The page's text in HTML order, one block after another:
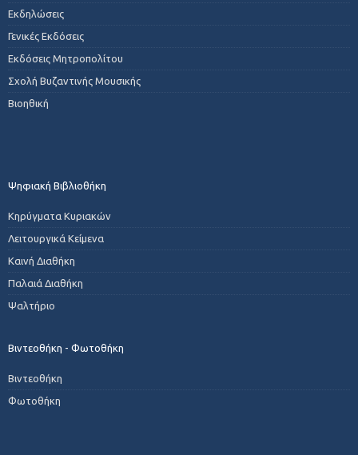
Εκδηλώσεις
Γενικές Εκδόσεις
Εκδόσεις Μητροπολίτου
Σχολή Βυζαντινής Μουσικής
Βιοηθική
Ψηφιακή Βιβλιοθήκη
Κηρύγματα Κυριακών
Λειτουργικά Κείμενα
Καινή Διαθήκη
Παλαιά Διαθήκη
Ψαλτήριο
Βιντεοθήκη - Φωτοθήκη
Βιντεοθήκη
Φωτοθήκη